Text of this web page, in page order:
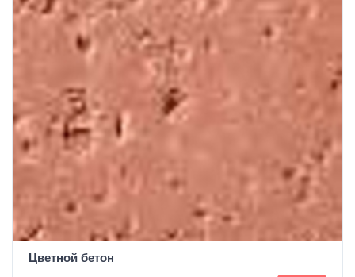
Цветной бетон